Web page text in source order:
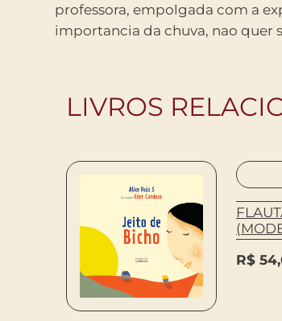
professora, empolgada com a
importancia da chuva, nao quer
sonoridade constroem essa
LIVROS
R$